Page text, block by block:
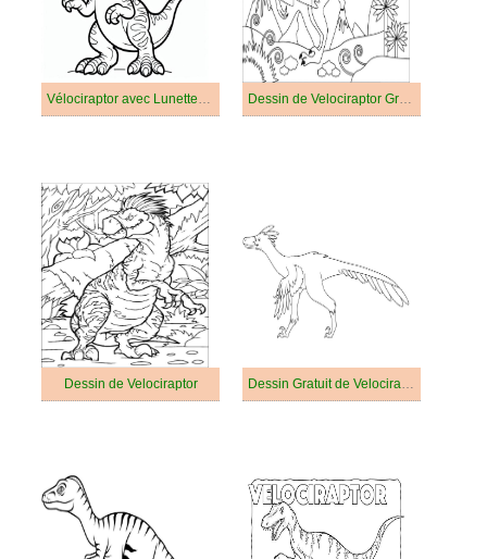
Vélociraptor avec Lunettes de Soleil Dessin de Velociraptor Gratuit
Dessin de Velociraptor Dessin Gratuit de Velociraptor